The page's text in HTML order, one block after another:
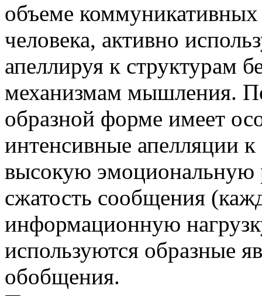
объеме коммуникативных
человека, активно
апеллируя к структурам
механизмам мышления.
образной форме имеет
интенсивные апелляции
высокую эмоциональную
сжатость сообщения
информационную
используются образные
обобщения.